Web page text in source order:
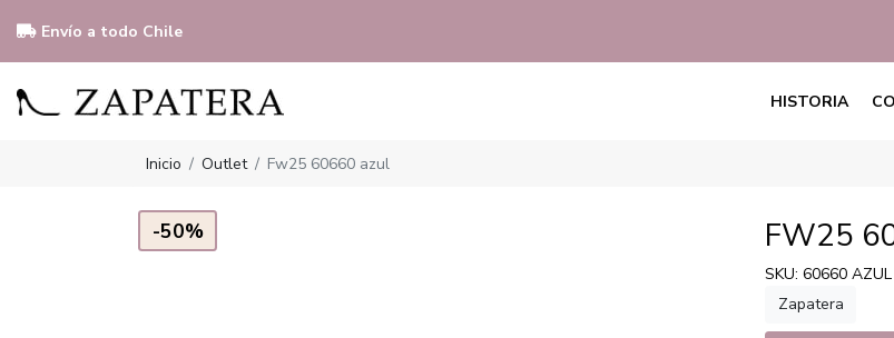
Envío a todo Chile
HISTORIA
Inicio Outlet Fw25 60660 azul
-50% FW25
SKU: 60660
Zapatera